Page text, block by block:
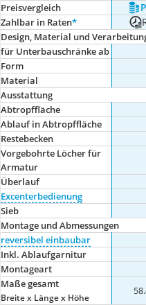
Preis­vergleich
Zahlbar in Raten*
Design, Material und
für Unterbauschränke ab
Form
Material
Ausstattung
Abtropffläche
Ablauf in Abtropffläche
Restebecken
Vorgebohrte Löcher für
Armatur
Überlauf
Excenterbedienung
Sieb
Montage und Abmessungen
reversibel einbaubar
Inkl. Ablaufgarnitur
Montageart
Maße gesamt
Breite x Länge x Höhe